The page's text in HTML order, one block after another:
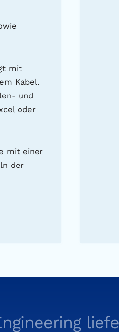
mit
Kabel.
und
oder
mit einer
der